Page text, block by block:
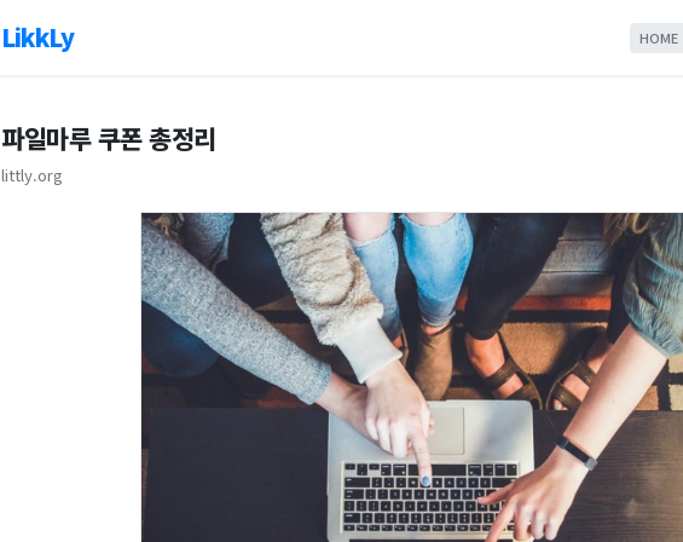
LikkLy HOME
파일마루 쿠폰 총정리
littly.org